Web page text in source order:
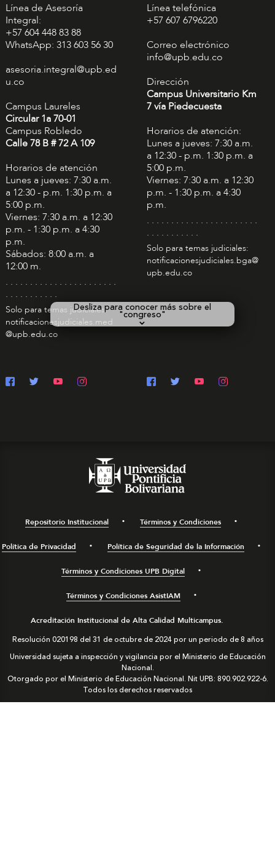
Desliza para conocer más sobre el
"congreso"
⌄
Línea de Asesoría
Integral:
+57 604 448 83 88
WhatsApp: 313 603 56 30
asesoria.integral@upb.ed
u.co
Campus Laureles
Circular 1a 70-01
Campus Robledo
Calle 78 B # 72 A 109
Horarios de atención
Lunes a jueves: 7:30 a.m.
a 12:30 - p.m. 1:30 p.m. a
5:00 p.m.
Viernes: 7:30 a.m. a 12:30
p.m. - 1:30 p.m. a 4:30
p.m.
Sábados: 8:00 a.m. a
12:00 m.
. . . . . . . . . . . . . . . . . . . . . . .
. . . . . . . . . . .
Solo para temas judiciales:
notificacionesjudiciales.med
@upb.edu.co
Línea telefónica
+57 607 6796220
Correo electrónico
info@upb.edu.co
Dirección
Campus Universitario Km
7 vía Piedecuesta
Horarios de atención:
Lunes a jueves: 7:30 a.m.
a 12:30 - p.m. 1:30 p.m. a
5:00 p.m.
Viernes: 7:30 a.m. a 12:30
p.m. - 1:30 p.m. a 4:30
p.m.
. . . . . . . . . . . . . . . . . . . . . . .
. . . . . . . . . . .
Solo para temas judiciales:
notificacionesjudiciales.bga@
upb.edu.co
Repositorio Institucional Términos y Condiciones
Política de Privacidad Política de Seguridad de la Información
Términos y Condiciones UPB Digital
Términos y Condiciones AsistIAM
Acreditación Institucional de Alta Calidad Multicampus.
Resolución 020198 del 31 de octubre de 2024 por un periodo de 8 años
Universidad sujeta a inspección y vigilancia por el Ministerio de Educación
Nacional.
Otorgado por el Ministerio de Educación Nacional. Nit UPB: 890.902.922-6.
Todos los derechos reservados